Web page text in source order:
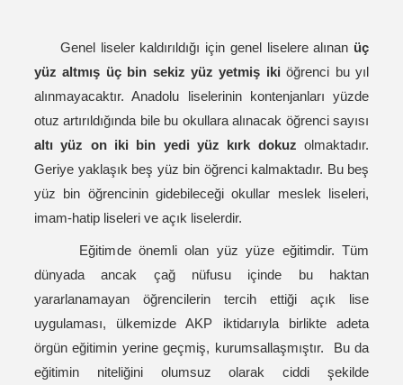
Genel liseler kaldırıldığı için genel liselere alınan üç
yüz altmış üç bin sekiz yüz yetmiş iki öğrenci bu yıl
alınmayacaktır. Anadolu liselerinin kontenjanları yüzde
otuz artırıldığında bile bu okullara alınacak öğrenci sayısı
altı yüz on iki bin yedi yüz kırk dokuz olmaktadır.
Geriye yaklaşık beş yüz bin öğrenci kalmaktadır. Bu beş
yüz bin öğrencinin gidebileceği okullar meslek liseleri,
imam-hatip liseleri ve açık liselerdir.
Eğitimde önemli olan yüz yüze eğitimdir. Tüm
dünyada ancak çağ nüfusu içinde bu haktan
yararlanamayan öğrencilerin tercih ettiği açık lise
uygulaması, ülkemizde AKP iktidarıyla birlikte adeta
örgün eğitimin yerine geçmiş, kurumsallaşmıştır. Bu da
eğitimin niteliğini olumsuz olarak ciddi şekilde